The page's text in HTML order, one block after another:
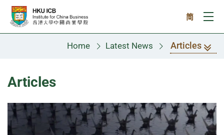
Skip to main content
简
Home Latest News Articles
Articles